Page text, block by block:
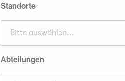
Standorte
Bitte auswählen...
Abteilungen